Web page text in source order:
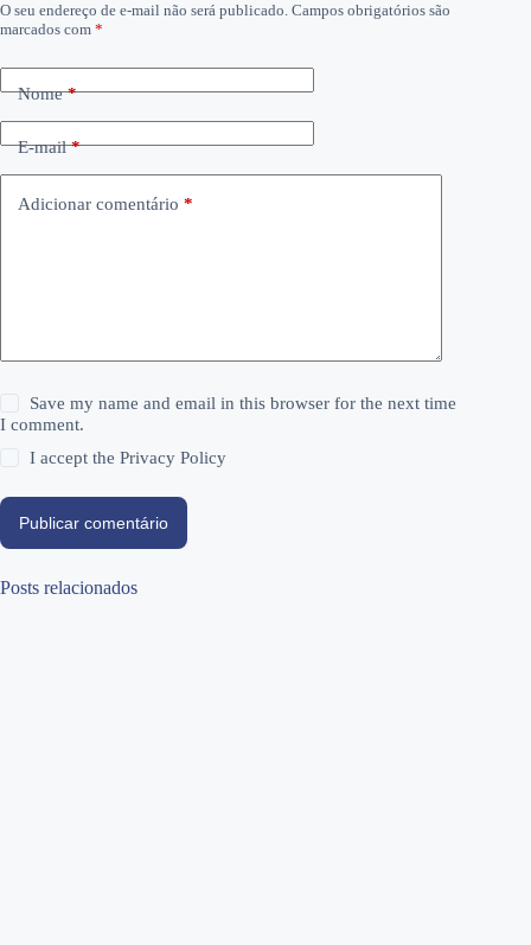
O seu endereço de e-mail não será publicado. Campos obrigatórios são
marcados com *
Nome*
E-mail*
Adicionar comentário *
Save my name and email in this browser for the next time
I comment.
I accept thePrivacy Policy
Publicar comentário
Posts relacionados